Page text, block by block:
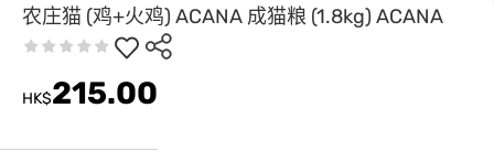
农庄猫 (鸡+火鸡) ACANA 成猫粮 (1.8kg) ACANA
HK$215.00